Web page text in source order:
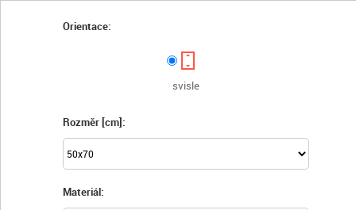
Orientace:
svisle
Rozměr [cm]:
Materiál: